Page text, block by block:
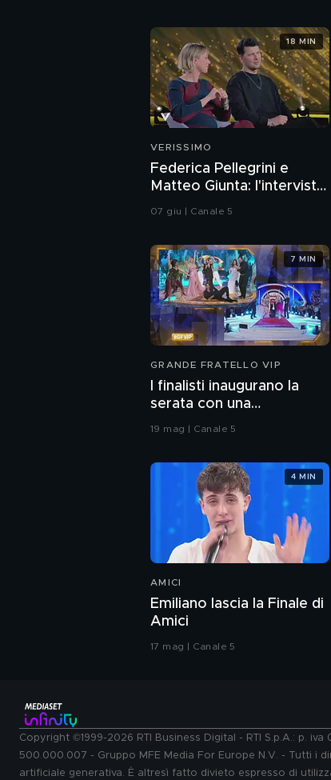
VERISSIMO
Federica Pellegrini e
Matteo Giunta: l'intervista
integrale
07 giu | Canale 5
18 MIN
GRANDE FRATELLO VIP
I finalisti inaugurano la
serata con una
coreografia
19 mag | Canale 5
7 MIN
AMICI
Emiliano lascia la Finale di
Amici
17 mag | Canale 5
4 MIN
Copyright ©1999-2026 RTI Business Digital - RTI S.p.A.: p.
500.000.007 - Gruppo MFE Media For Europe N.V. - Tutti i
artificiale generativa. È altresì fatto divieto espresso di